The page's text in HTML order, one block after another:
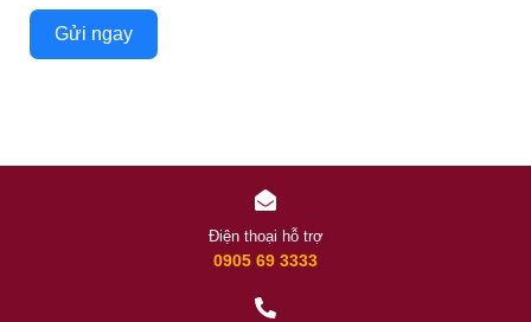
Gửi ngay
Điện thoại hỗ trợ
0905 69 3333